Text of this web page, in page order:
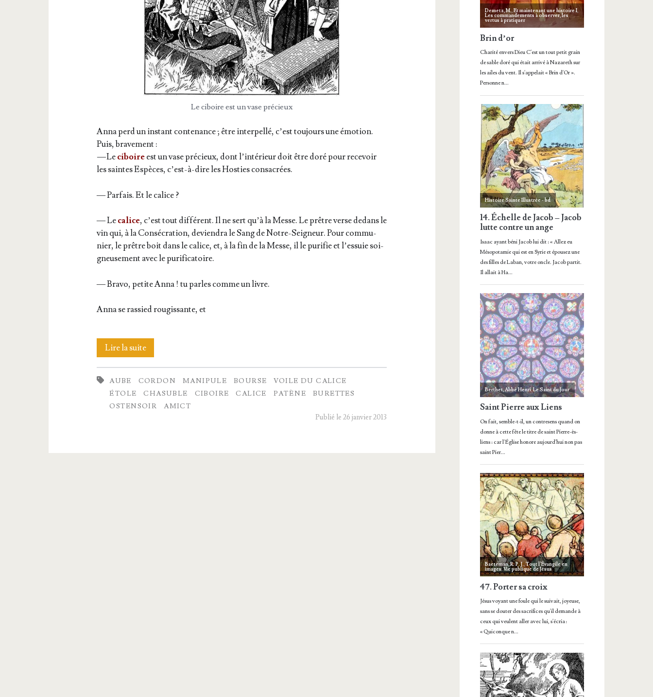
Le ciboire est un vase précieux
Anna perd un ins­tant conte­nance ; être inter­pel­lé, c’est tou­jours une émo­tion.
Puis, bravement :
— Leciboireest un vase pré­cieux, dont l’intérieur doit être doré pour rece­voir
les saintes Espèces, c’est-à-dire les Hos­ties consacrées.
— Par­fais. Et le calice ?
— Lecalice, c’est tout dif­fé­rent. Il ne sert qu’à la Messe. Le prêtre verse dedans le
vin qui, à la Consé­cra­tion, devien­dra le Sang de Notre-Sei­gneur. Pour com­mu­
nier, le prêtre boit dans le calice, et, à la fin de la Messe, il le puri­fie et l’essuie soi­
gneu­se­ment avec le purificatoire.
— Bra­vo, petite Anna ! tu parles comme un livre.
Anna se ras­sied rou­gis­sante, et
Lire la suiteLes
vases
sacrés
et
AUBE CORDON MANIPULE BOURSE
VOILE DU CALICE
ÉTOLE
CHASUBLE CIBOIRE CALICE PATÈNE
BURETTES
OSTENSOIR
AMICT
Publié le 26 janvier 2013